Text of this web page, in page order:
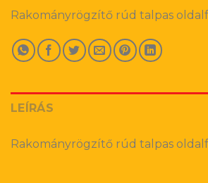
Rakományrögzítő rúd talpas
LEÍRÁS
Rakományrögzítő rúd talpas